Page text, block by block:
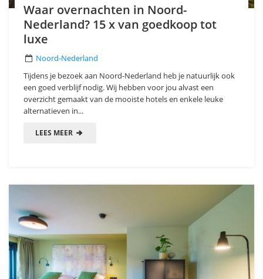
Waar overnachten in Noord-
Nederland? 15 x van goedkoop tot
luxe
Noord-Nederland
Tijdens je bezoek aan Noord-Nederland heb je natuurlijk ook
een goed verblijf nodig. Wij hebben voor jou alvast een
overzicht gemaakt van de mooiste hotels en enkele leuke
alternatieven in...
LEES MEER